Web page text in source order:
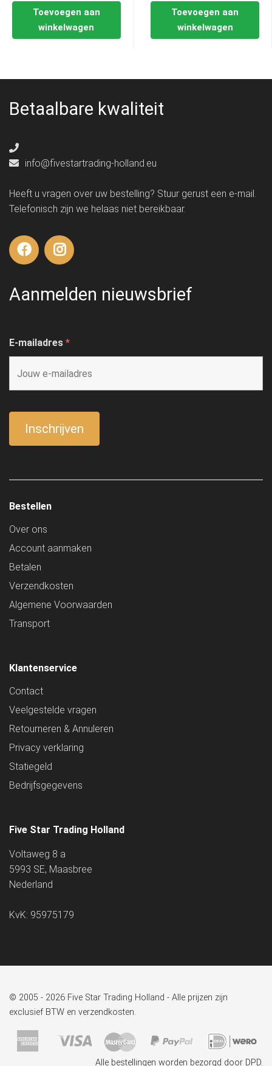
Toevoegen aan
winkelwagen
Toevoegen aan
winkelwagen
Betaalbare kwaliteit
info@fivestartrading-holland.eu
Heeft u vragen over uw bestelling? Stuur gerust een e-mail.
Telefonisch zijn we helaas niet bereikbaar.
Aanmelden nieuwsbrief
E-mailadres *
Bestellen
Over ons
Account aanmaken
Betalen
Verzendkosten
Algemene Voorwaarden
Transport
Klantenservice
Contact
Veelgestelde vragen
Retourneren & Annuleren
Privacy verklaring
Statiegeld
Bedrijfsgegevens
Five Star Trading Holland
Voltaweg 8 a
5993 SE, Maasbree
Nederland
KvK: 95975179
© 2005 - 2026 Five Star Trading Holland - Alle prijzen zijn
exclusief BTW en verzendkosten.
Alle bestellingen worden bezorgd door DPD.